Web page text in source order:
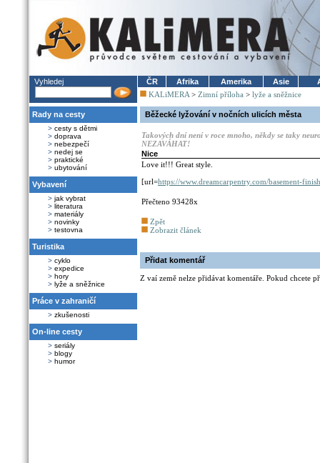
Vyhledej
Rady na cesty
> cesty s dětmi
> doprava
> nebezpečí
> nedej se
> praktické
> ubytování
Vybavení
> jak vybrat
> literatura
> materiály
> novinky
> testovna
Turistika
> cyklo
> expedice
> hory
> lyže a sněžnice
Práce v zahraničí
> zkušenosti
On-line cesty
> seriály
> blogy
> humor
ČR Afrika Amerika Asie
KALiMERA > Zimní příloha > lyže a sněžnice
Běžecké lyžování v nočních ulicích města
Takových dní není v roce mnoho, někdy se taky
NEZAVÁHAT!
Nice
Love it!!! Great style.
[url=https://www.dreamcarpentry.com/basement-
Přečteno 93428x
Zpět
Zobrazit článek
Přidat komentář
Z vaí země nelze přidávat komentáře. Pokud chcete